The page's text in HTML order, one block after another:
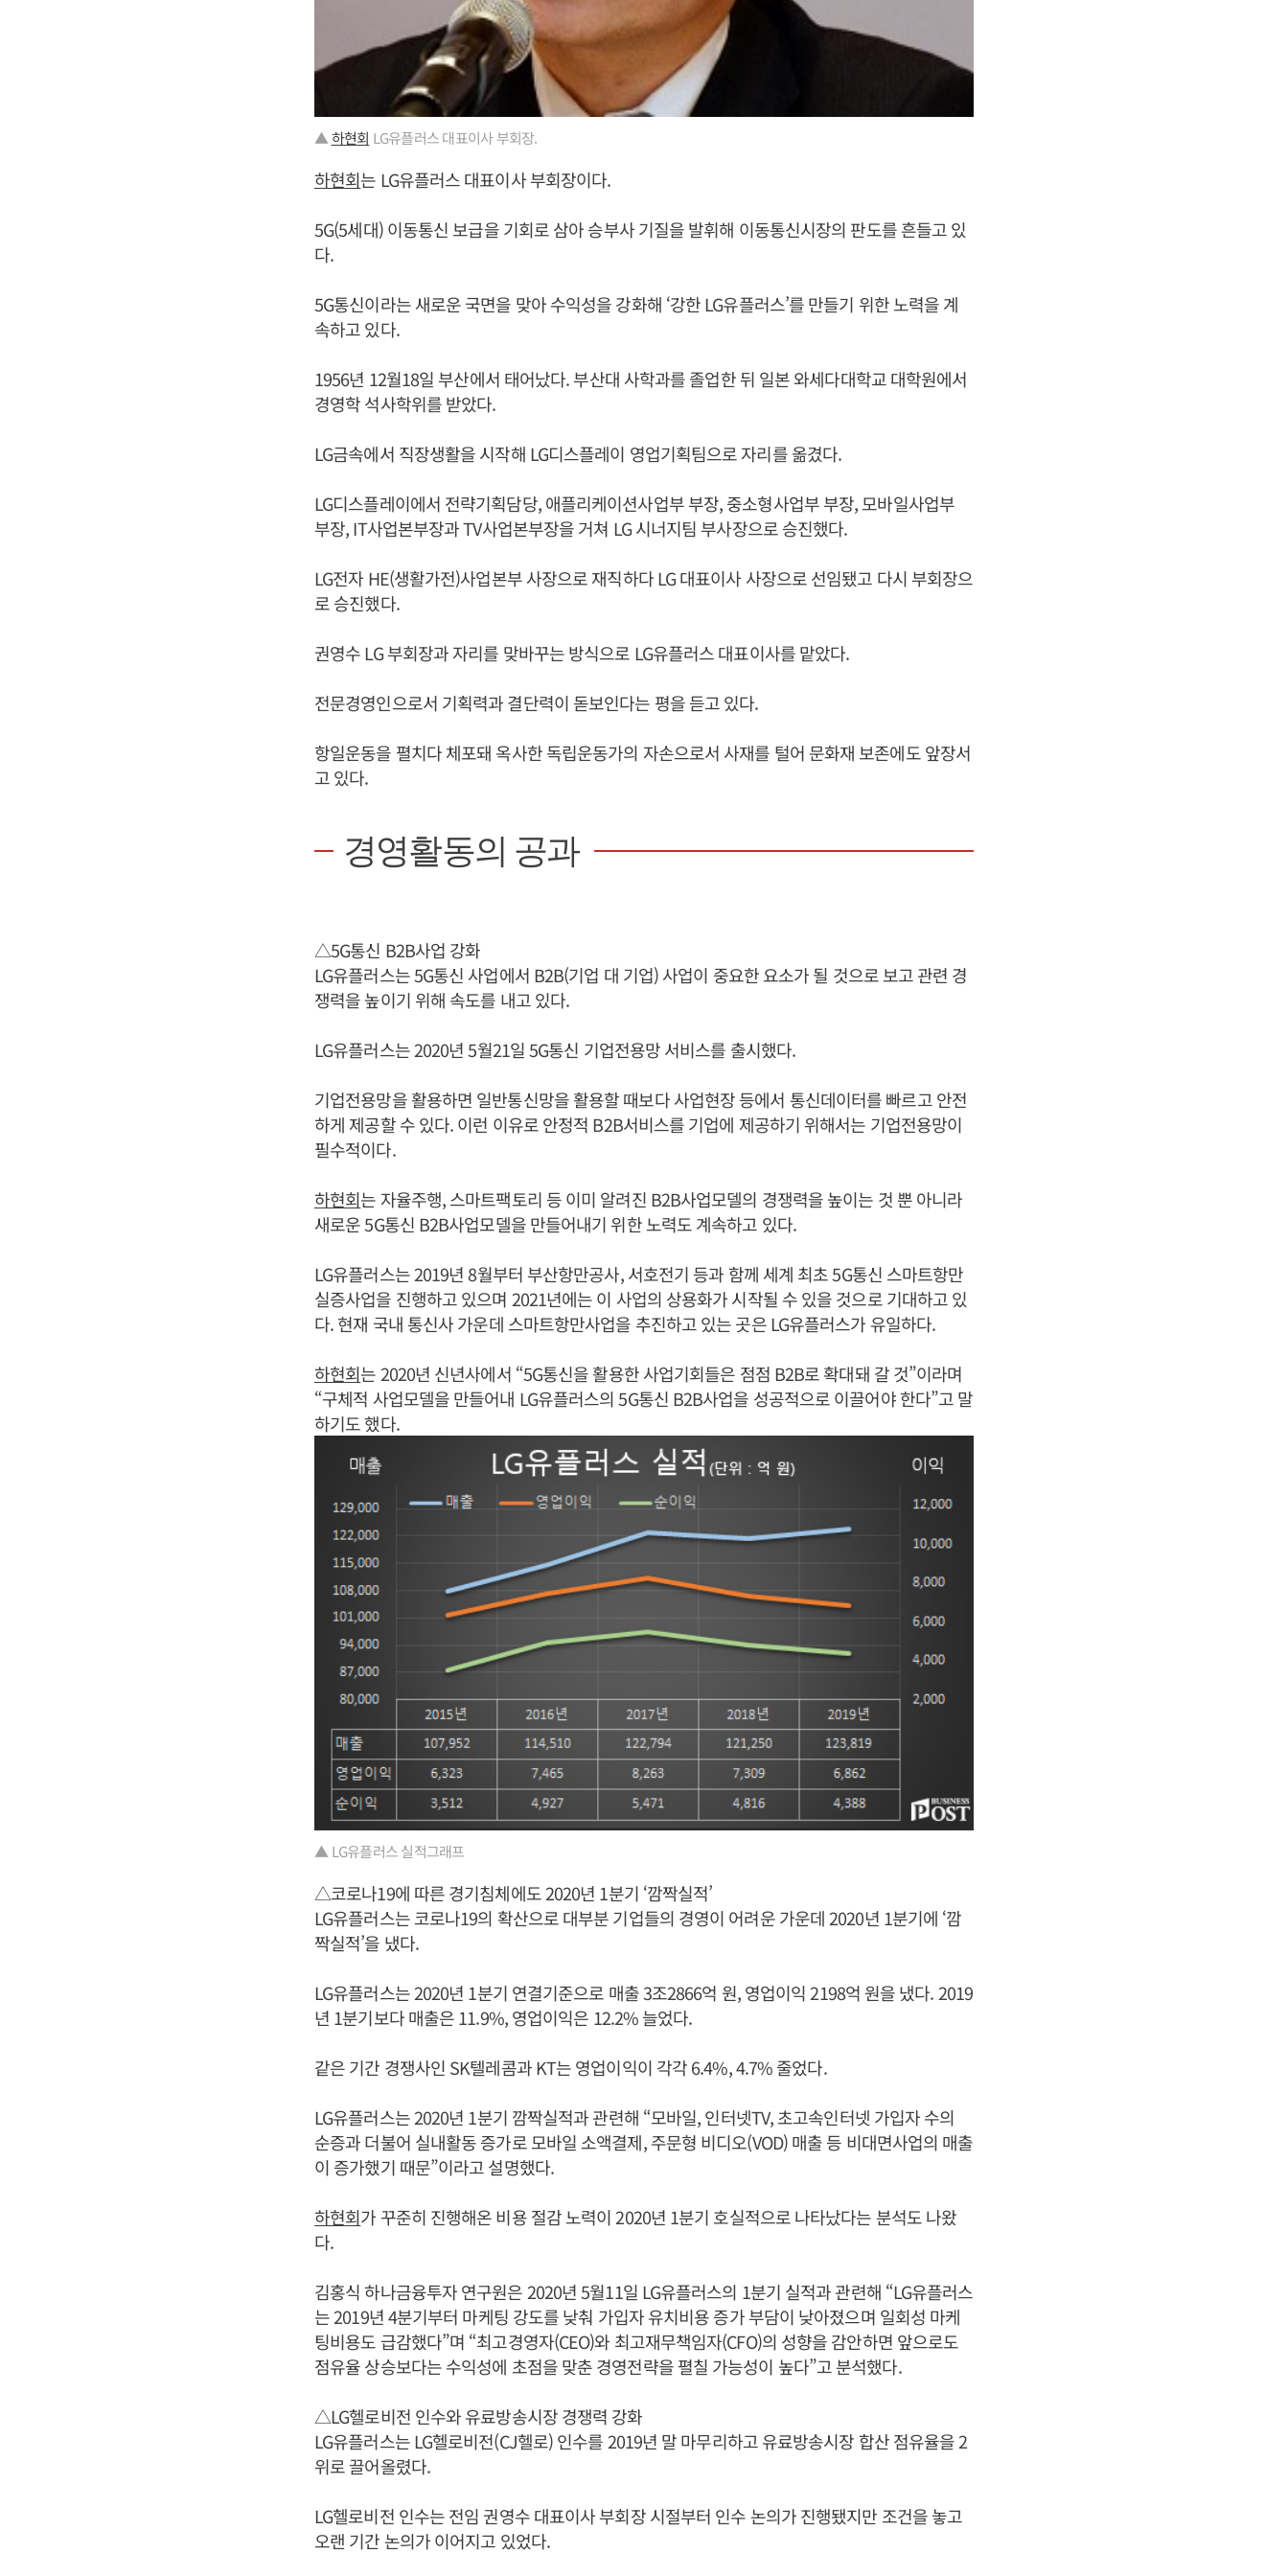
▲하현회 LG유플러스 대표이사 부회장.
하현회는 LG유플러스 대표이사 부회장이다.
5G(5세대) 이동통신 보급을 기회로 삼아 승부사 기질을 발휘해 이동통신시장의 판도를 흔들고 있
다.
5G통신이라는 새로운 국면을 맞아 수익성을 강화해 ‘강한 LG유플러스’를 만들기 위한 노력을 계
속하고 있다.
1956년 12월18일 부산에서 태어났다. 부산대 사학과를 졸업한 뒤 일본 와세다대학교 대학원에서
경영학 석사학위를 받았다.
LG금속에서 직장생활을 시작해 LG디스플레이 영업기획팀으로 자리를 옮겼다.
LG디스플레이에서 전략기획담당, 애플리케이션사업부 부장, 중소형사업부 부장, 모바일사업부
부장, IT사업본부장과 TV사업본부장을 거쳐 LG 시너지팀 부사장으로 승진했다.
LG전자 HE(생활가전)사업본부 사장으로 재직하다 LG 대표이사 사장으로 선임됐고 다시 부회장으
로 승진했다.
권영수 LG 부회장과 자리를 맞바꾸는 방식으로 LG유플러스 대표이사를 맡았다.
전문경영인으로서 기획력과 결단력이 돋보인다는 평을 듣고 있다.
항일운동을 펼치다 체포돼 옥사한 독립운동가의 자손으로서 사재를 털어 문화재 보존에도 앞장서
고 있다.
경영활동의 공과
△5G통신 B2B사업 강화
LG유플러스는 5G통신 사업에서 B2B(기업 대 기업) 사업이 중요한 요소가 될 것으로 보고 관련 경
쟁력을 높이기 위해 속도를 내고 있다.
LG유플러스는 2020년 5월21일 5G통신 기업전용망 서비스를 출시했다.
기업전용망을 활용하면 일반통신망을 활용할 때보다 사업현장 등에서 통신데이터를 빠르고 안전
하게 제공할 수 있다. 이런 이유로 안정적 B2B서비스를 기업에 제공하기 위해서는 기업전용망이
필수적이다.
하현회는 자율주행, 스마트팩토리 등 이미 알려진 B2B사업모델의 경쟁력을 높이는 것 뿐 아니라
새로운 5G통신 B2B사업모델을 만들어내기 위한 노력도 계속하고 있다.
LG유플러스는 2019년 8월부터 부산항만공사, 서호전기 등과 함께 세계 최초 5G통신 스마트항만
실증사업을 진행하고 있으며 2021년에는 이 사업의 상용화가 시작될 수 있을 것으로 기대하고 있
다. 현재 국내 통신사 가운데 스마트항만사업을 추진하고 있는 곳은 LG유플러스가 유일하다.
하현회는 2020년 신년사에서 “5G통신을 활용한 사업기회들은 점점 B2B로 확대돼 갈 것”이라며
“구체적 사업모델을 만들어내 LG유플러스의 5G통신 B2B사업을 성공적으로 이끌어야 한다”고 말
하기도 했다.
▲ LG유플러스 실적그래프
△코로나19에 따른 경기침체에도 2020년 1분기 ‘깜짝실적’
LG유플러스는 코로나19의 확산으로 대부분 기업들의 경영이 어려운 가운데 2020년 1분기에 ‘깜
짝실적’을 냈다.
LG유플러스는 2020년 1분기 연결기준으로 매출 3조2866억 원, 영업이익 2198억 원을 냈다. 2019
년 1분기보다 매출은 11.9%, 영업이익은 12.2% 늘었다.
같은 기간 경쟁사인 SK텔레콤과 KT는 영업이익이 각각 6.4%, 4.7% 줄었다.
LG유플러스는 2020년 1분기 깜짝실적과 관련해 “모바일, 인터넷TV, 초고속인터넷 가입자 수의
순증과 더불어 실내활동 증가로 모바일 소액결제, 주문형 비디오(VOD) 매출 등 비대면사업의 매출
이 증가했기 때문”이라고 설명했다.
하현회가 꾸준히 진행해온 비용 절감 노력이 2020년 1분기 호실적으로 나타났다는 분석도 나왔
다.
김홍식 하나금융투자 연구원은 2020년 5월11일 LG유플러스의 1분기 실적과 관련해 “LG유플러스
는 2019년 4분기부터 마케팅 강도를 낮춰 가입자 유치비용 증가 부담이 낮아졌으며 일회성 마케
팅비용도 급감했다”며 “최고경영자(CEO)와 최고재무책임자(CFO)의 성향을 감안하면 앞으로도
점유율 상승보다는 수익성에 초점을 맞춘 경영전략을 펼칠 가능성이 높다”고 분석했다.
△LG헬로비전 인수와 유료방송시장 경쟁력 강화
LG유플러스는 LG헬로비전(CJ헬로) 인수를 2019년 말 마무리하고 유료방송시장 합산 점유율을 2
위로 끌어올렸다.
LG헬로비전 인수는 전임 권영수 대표이사 부회장 시절부터 인수 논의가 진행됐지만 조건을 놓고
오랜 기간 논의가 이어지고 있었다.